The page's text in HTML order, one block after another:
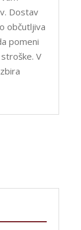
Dostav
občutljiva
pomeni
V